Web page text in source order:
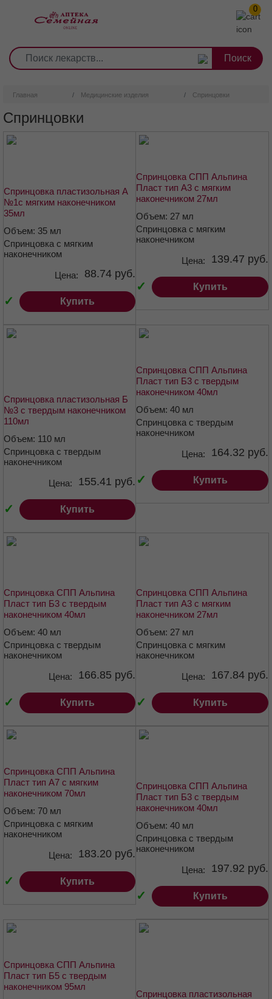
0
Главная Медицинские изделия Спринцовки
Спринцовки
Спринцовка пластизольная А
№1с мягким наконечником
35мл
Объем: 35 мл
Спринцовка с мягким
наконечником
✓
Цена: 88.74 руб.
Купить
Спринцовка СПП Альпина
Пласт тип А3 с мягким
наконечником 27мл
Объем: 27 мл
Спринцовка с мягким
наконечником
✓
Цена: 139.47 руб.
Купить
Спринцовка пластизольная Б
№3 с твердым наконечником
110мл
Объем: 110 мл
Спринцовка с твердым
наконечником
✓
Цена: 155.41 руб.
Купить
Спринцовка СПП Альпина
Пласт тип Б3 с твердым
наконечником 40мл
Объем: 40 мл
Спринцовка с твердым
наконечником
✓
Цена: 164.32 руб.
Купить
Спринцовка СПП Альпина
Пласт тип Б3 с твердым
наконечником 40мл
Объем: 40 мл
Спринцовка с твердым
наконечником
✓
Цена: 166.85 руб.
Купить
Спринцовка СПП Альпина
Пласт тип А3 с мягким
наконечником 27мл
Объем: 27 мл
Спринцовка с мягким
наконечником
✓
Цена: 167.84 руб.
Купить
Спринцовка СПП Альпина
Пласт тип А7 с мягким
наконечником 70мл
Объем: 70 мл
Спринцовка с мягким
наконечником
✓
Цена: 183.20 руб.
Купить
Спринцовка СПП Альпина
Пласт тип Б3 с твердым
наконечником 40мл
Объем: 40 мл
Спринцовка с твердым
наконечником
✓
Цена: 197.92 руб.
Купить
Спринцовка СПП Альпина
Пласт тип Б5 с твердым
наконечником 95мл
Спринцовка пластизольная